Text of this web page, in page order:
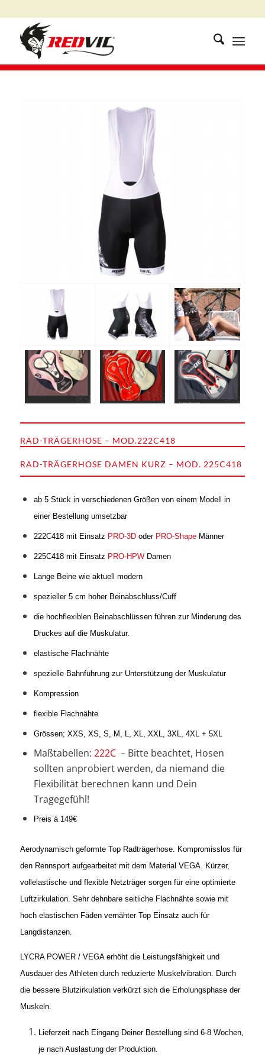
RAD-TRÄGERHOSE – MOD.222C418
RAD-TRÄGERHOSE DAMEN KURZ – MOD. 225C418
ab 5 Stück in verschiedenen Größen von einem Modell in
einer Bestellung umsetzbar
222C418 mit Einsatz PRO-3Doder PRO-ShapeMänner
225C418 mit Einsatz PRO-HPWDamen
Lange Beine wie aktuell modern
spezieller 5 cm hoher Beinabschluss/Cuff
die hochflexiblen Beinabschlüssen führen zur Minderung des
Druckes auf die Muskulatur.
elastische Flachnähte
spezielle Bahnführung zur Unterstützung der Muskulatur
Kompression
flexible Flachnähte
Grössen; XXS, XS, S, M, L, XL, XXL, 3XL, 4XL + 5XL
Maßtabellen: 222C– Bitte beachtet, Hosen
sollten anprobiert werden, da niemand die
Flexibilität berechnen kann und Dein
Tragegefühl!
Preis á 149€
Aerodynamisch geformte Top Radträgerhose. Kompromisslos für
den Rennsport aufgearbeitet mit dem Material VEGA. Kürzer,
vollelastische und flexible Netzträger sorgen für eine optimierte
Luftzirkulation. Sehr dehnbare seitliche Flachnähte sowie mit
hoch elastischen Fäden vernähter Top Einsatz auch für
Langdistanzen.
LYCRA POWER / VEGA erhöht die Leistungsfähigkeit und
Ausdauer des Athleten durch reduzierte Muskelvibration. Durch
die bessere Blutzirkulation verkürzt sich die Erholungsphase der
Muskeln.
Lieferzeit nach Eingang Deiner Bestellung sind 6-8 Wochen,
je nach Auslastung der Produktion.